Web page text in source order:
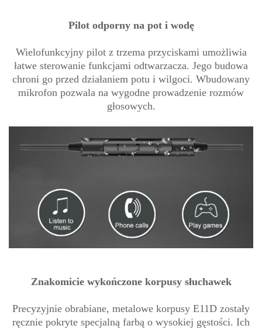
Pilot odporny na pot i wodę
Wielofunkcyjny pilot z trzema przyciskami umożliwia
łatwe sterowanie funkcjami odtwarzacza. Jego budowa
chroni go przed działaniem potu i wilgoci. Wbudowany
mikrofon pozwala na wygodne prowadzenie rozmów
głosowych.
Znakomicie wykończone korpusy słuchawek
Precyzyjnie obrabiane, metalowe korpusy E11D zostały
ręcznie pokryte specjalną farbą o wysokiej gęstości. Ich